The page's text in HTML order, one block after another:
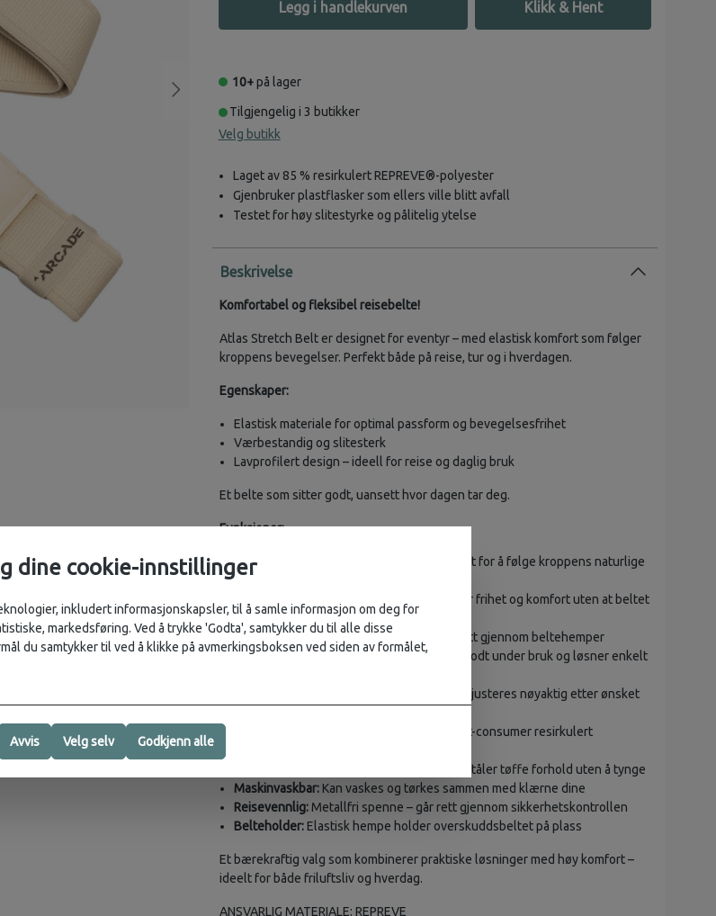
Legg i handlekurven Klikk & Hent
10+ på lager
Tilgjengelig i 3 butikker
Velg butikk
Laget av 85 % resirkulert REPREVE®️-polyester
Gjenbruker plastflasker som ellers ville blitt avfall
Testet for høy slitestyrke og pålitelig ytelse
Beskrivelse
Komfortabel og fleksibel reisebelte!
Atlas Stretch Belt er designet for eventyr – med elastisk komfort som følger
kroppens bevegelser. Perfekt både på reise, tur og i hverdagen.
Egenskaper:
Elastisk materiale for optimal passform og bevegelsesfrihet
Værbestandig og slitesterk
Lavprofilert design – ideell for reise og daglig bruk
Et belte som sitter godt, uansett hvor dagen tar deg.
Funksjoner:
Formtilpasset spenne:
Lavprofilert og støpt for å følge kroppens naturlige
form
Elastisk webbing gir frihet og komfort uten at beltet
glir eller klyper
Enkel i bruk:Avsmalnet spenne som glir lett gjennom beltehemper
Patentsikret 3-delt spennesystem:Sitter godt under bruk og løsner enkelt
Ingen faste hull – spennen justeres nøyaktig etter ønsket
Laget av 85 % post-consumer resirkulert
Spenne i høyfast plast som tåler tøffe forhold uten å tynge
Maskinvaskbar:Kan vaskes og tørkes sammen med klærne dine
Reisevennlig:Metallfri spenne – går rett gjennom sikkerhetskontrollen
Belteholder:Elastisk hempe holder overskuddsbeltet på plass
Et bærekraftig valg som kombinerer praktiske løsninger med høy komfort –
ideelt for både friluftsliv og hverdag.
ANSVARLIG MATERIALE: REPREVE
dine cookie-innstillinger
inkludert informasjonskapsler, til å samle informasjon om deg for
markedsføring. Ved å trykke 'Godta', samtykker du til alle disse
du samtykker til ved å klikke på avmerkingsboksen ved siden av formålet,
Avvis Velg selv Godkjenn alle